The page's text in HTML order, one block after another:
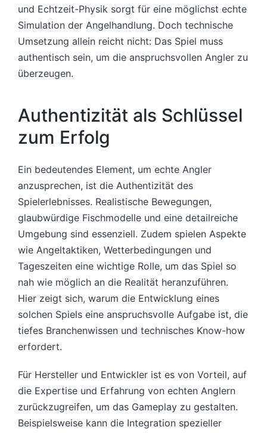
und Echtzeit-Physik sorgt für eine möglichst echte
Simulation der Angelhandlung. Doch technische
Umsetzung allein reicht nicht: Das Spiel muss
authentisch sein, um die anspruchsvollen Angler zu
überzeugen.
Authentizität als Schlüssel
zum Erfolg
Ein bedeutendes Element, um echte Angler
anzusprechen, ist die Authentizität des
Spielerlebnisses. Realistische Bewegungen,
glaubwürdige Fischmodelle und eine detailreiche
Umgebung sind essenziell. Zudem spielen Aspekte
wie Angeltaktiken, Wetterbedingungen und
Tageszeiten eine wichtige Rolle, um das Spiel so
nah wie möglich an die Realität heranzuführen.
Hier zeigt sich, warum die Entwicklung eines
solchen Spiels eine anspruchsvolle Aufgabe ist, die
tiefes Branchenwissen und technisches Know-how
erfordert.
Für Hersteller und Entwickler ist es von Vorteil, auf
die Expertise und Erfahrung von echten Anglern
zurückzugreifen, um das Gameplay zu gestalten.
Beispielsweise kann die Integration spezieller